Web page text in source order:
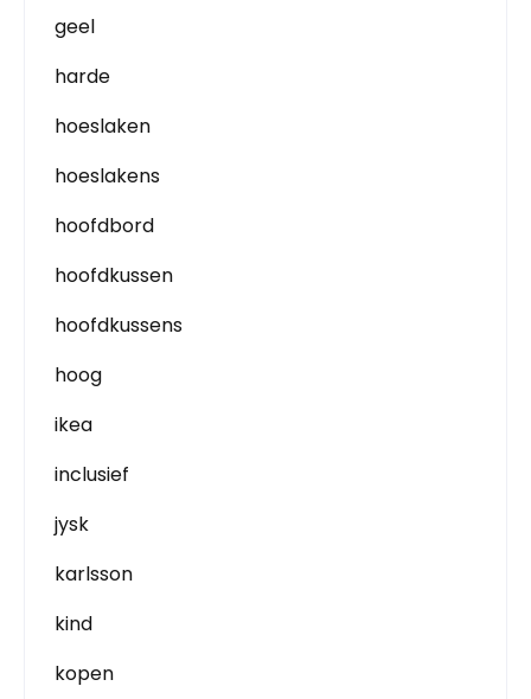
geel
harde
hoeslaken
hoeslakens
hoofdbord
hoofdkussen
hoofdkussens
hoog
ikea
inclusief
jysk
karlsson
kind
kopen